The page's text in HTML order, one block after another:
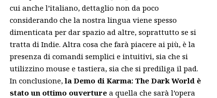
cui anche l’italiano, dettaglio non da poco
considerando che la nostra lingua viene spesso
dimenticata per dar spazio ad altre, soprattutto se si
tratta di Indie. Altra cosa che farà piacere ai più, è la
presenza di comandi semplici e intuitivi, sia che si
utilizzino mouse e tastiera, sia che si prediliga il pad.
In conclusione, la Demo di Karma: The Dark World è
stato un ottimo ouverture a quella che sarà l’opera